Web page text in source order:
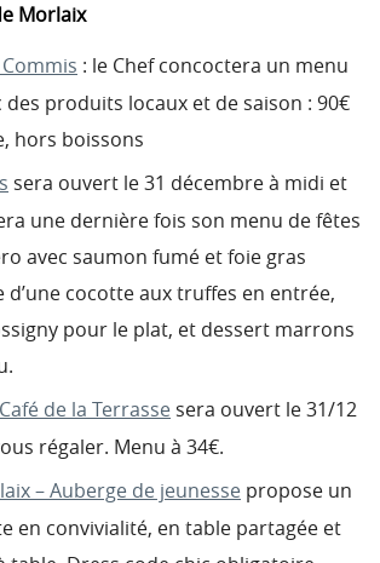
Morlaix
: le Chef concoctera un menu
des produits locaux et de saison : 90€
hors boissons
sera ouvert le 31 décembre à midi et
une dernière fois son menu de fêtes
avec saumon fumé et foie gras
d’une cocotte aux truffes en entrée,
pour le plat, et dessert marrons
de la Terrasse sera ouvert le 31/12
régaler. Menu à 34€.
– Auberge de jeunesse propose un
en convivialité, en table partagée et